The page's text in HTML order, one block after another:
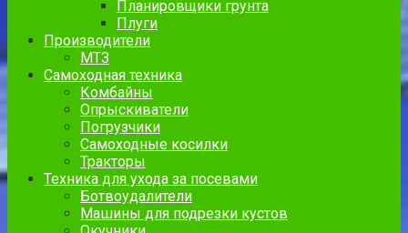
Планировщики грунта
Плуги
Производители
МТЗ
Самоходная техника
Комбайны
Опрыскиватели
Погрузчики
Самоходные косилки
Тракторы
Техника для ухода за посевами
Ботвоудалители
Машины для подрезки кустов